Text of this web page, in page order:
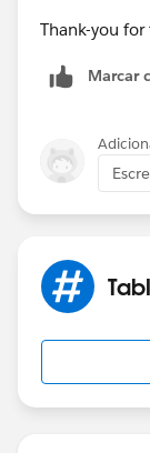
Thank-you
Marcar